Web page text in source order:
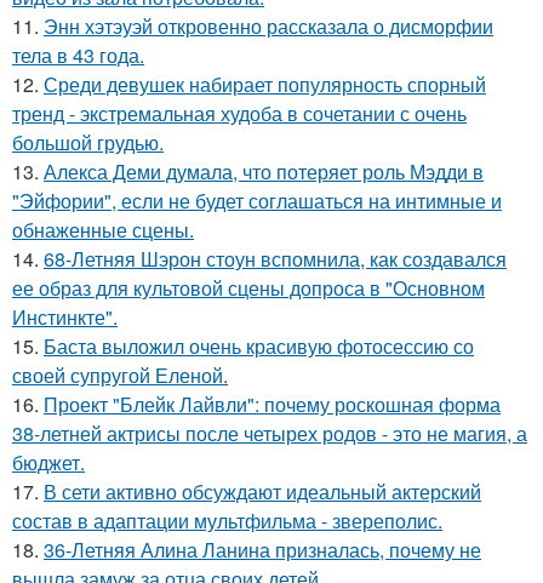
11. Энн хэтэуэй откровенно рассказала о дисморфии
тела в 43 года.
12. Среди девушек набирает популярность спорный
тренд - экстремальная худоба в сочетании с очень
большой грудью.
13. Алекса Деми думала, что потеряет роль Мэдди в
"Эйфории", если не будет соглашаться на интимные и
обнаженные сцены.
14. 68-Летняя Шэрон стоун вспомнила, как создавался
ее образ для культовой сцены допроса в "Основном
Инстинкте".
15. Баста выложил очень красивую фотосессию со
своей супругой Еленой.
16. Проект "Блейк Лайвли": почему роскошная форма
38-летней актрисы после четырех родов - это не магия, а
бюджет.
17. В сети активно обсуждают идеальный актерский
состав в адаптации мультфильма - звереполис.
18. 36-Летняя Алина Ланина призналась, почему не